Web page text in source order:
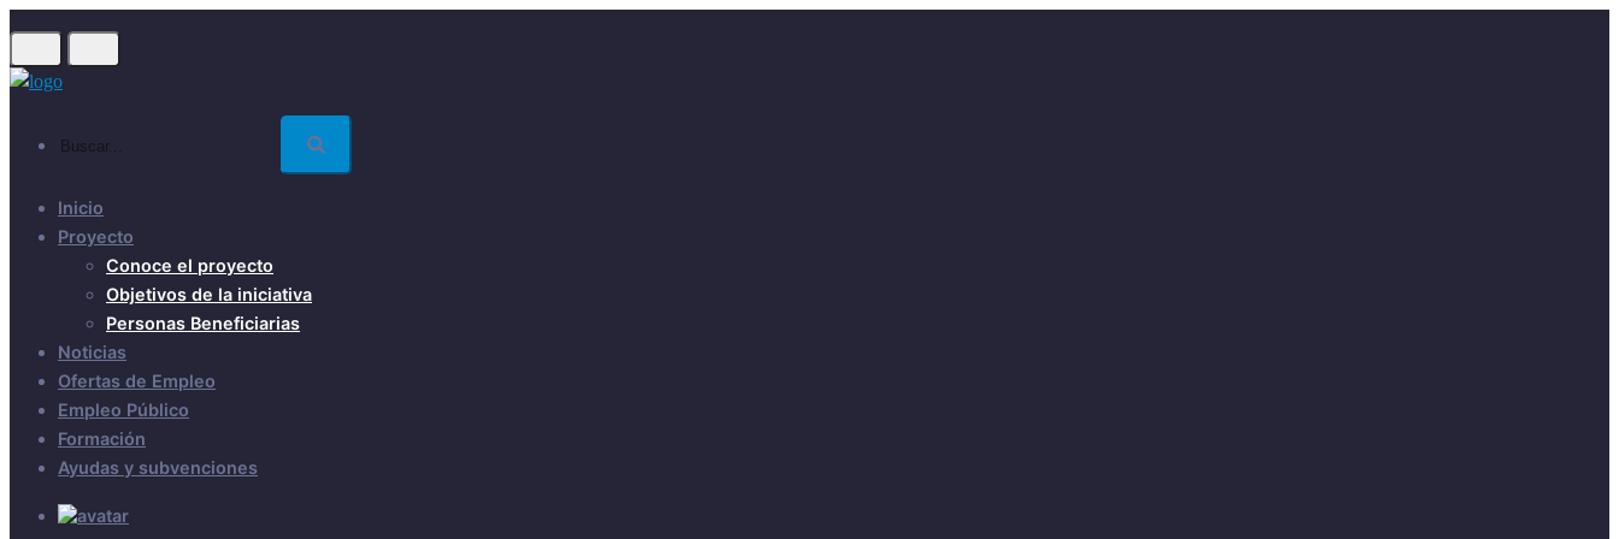
main
Inicio
Proyecto
Conoce el proyecto
Objetivos de la iniciativa
Personas Beneficiarias
Noticias
Ofertas de Empleo
Empleo Público
Formación
Ayudas y subvenciones